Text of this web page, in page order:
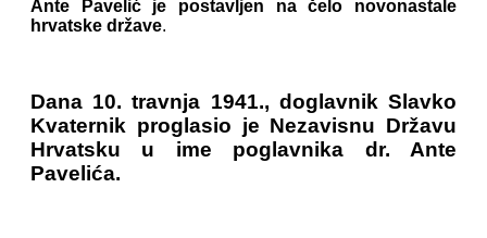
Ante Pavelić je postavljen na čelo novonastale
hrvatske države.
Dana 10. travnja 1941., doglavnik Slavko
Kvaternik proglasio je Nezavisnu Državu
Hrvatsku u ime poglavnika dr. Ante
Pavelića.